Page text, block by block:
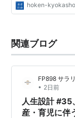
hoken-
関連ブログ
FP898 サラ
• 2日前
人生設計 #35
産・育児に伴